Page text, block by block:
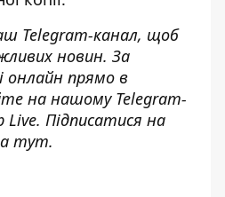
Telegram-канал, щоб
новин. За
онлайн прямо в
на нашому Telegram-
Live. Підписатися на
тут.